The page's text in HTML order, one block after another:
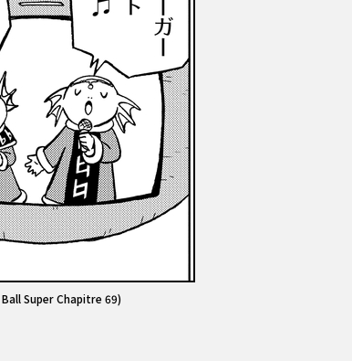
Super Chapitre 69)